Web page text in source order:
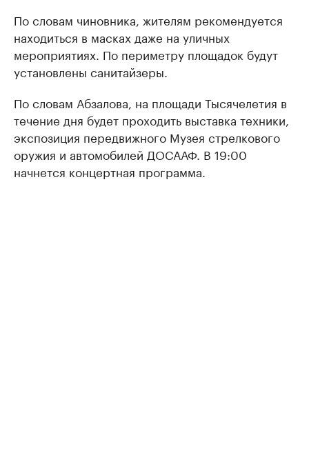
По словам чиновника, жителям рекомендуется
находиться в масках даже на уличных
мероприятиях. По периметру площадок будут
установлены санитайзеры.
По словам Абзалова, на площади Тысячелетия в
течение дня будет проходить выставка техники,
экспозиция передвижного Музея стрелкового
оружия и автомобилей ДОСААФ. В 19:00
начнется концертная программа.